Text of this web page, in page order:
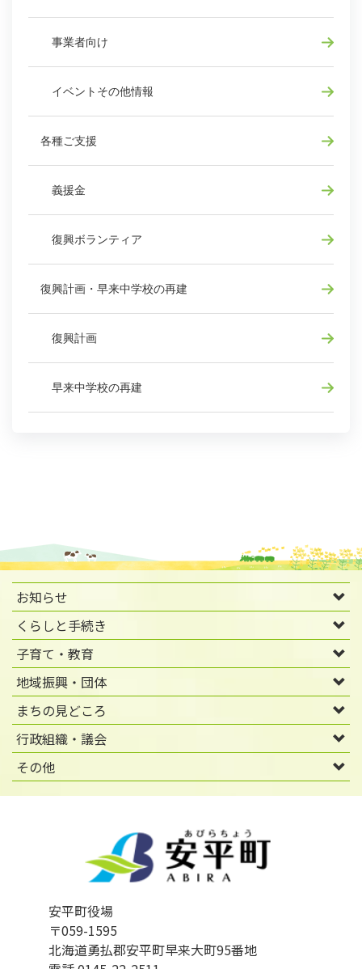
事業者向け
イベントその他情報
各種ご支援
義援金
復興ボランティア
復興計画・早来中学校の再建
復興計画
早来中学校の再建
お知らせ
くらしと手続き
子育て・教育
地域振興・団体
まちの見どころ
行政組織・議会
その他
安平町役場
〒059-1595
北海道勇払郡安平町早来大町95番地